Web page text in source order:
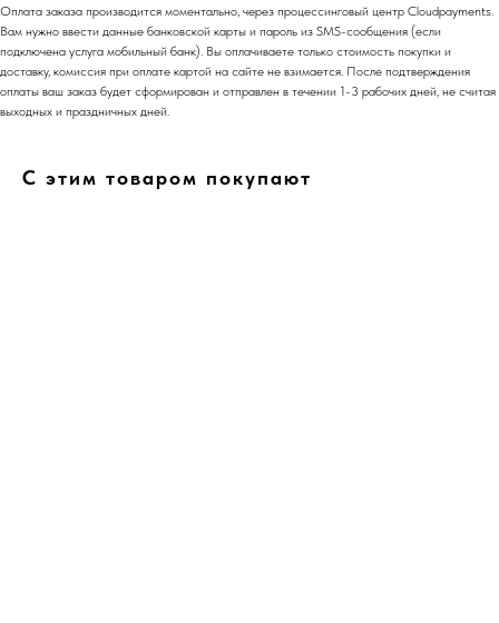
Оплата заказа производится моментально, через процессинговый центр Cloudpayments.
Вам нужно ввести данные банковской карты и пароль из SMS-сообщения (если
подключена услуга мобильный банк). Вы оплачиваете только стоимость покупки и
доставку, комиссия при оплате картой на сайте не взимается. После подтверждения
оплаты ваш заказ будет сформирован и отправлен в течении 1-3 рабочих дней, не считая
выходных и праздничных дней.
С этим товаром покупают